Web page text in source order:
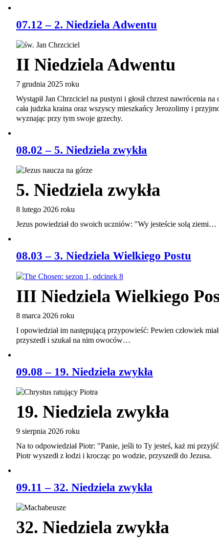
07.12 – 2. Niedziela Adwentu
II Niedziela Adwentu
7 grudnia 2025 roku
Wystąpił Jan Chrzciciel na pustyni i głosił chrzest nawrócenia
cała judzka kraina oraz wszyscy mieszkańcy Jerozolimy i
wyznając przy tym swoje grzechy.
08.02 – 5. Niedziela zwykła
5. Niedziela zwykła
8 lutego 2026 roku
Jezus powiedział do swoich uczniów: "Wy jesteście solą
08.03 – 3. Niedziela Wielkiego Postu
III Niedziela Wielkiego
8 marca 2026 roku
I opowiedział im następującą przypowieść: Pewien człowiek
przyszedł i szukał na nim owoców…
09.08 – 19. Niedziela zwykła
19. Niedziela zwykła
9 sierpnia 2026 roku
Na to odpowiedział Piotr: "Panie, jeśli to Ty jesteś, każ mi
Piotr wyszedł z łodzi i krocząc po wodzie, przyszedł do Jezusa.
09.11 – 32. Niedziela zwykła
32. Niedziela zwykła